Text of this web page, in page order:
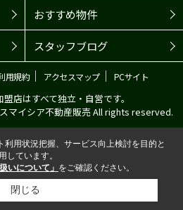
おすすめ物件
スタッフブログ
用規約｜ アクセスマップ｜ PCサイト
店はすべて独立・自営です。
マイシア不動産販売 All rights reserved.
用状況把握、サービス向上検討を目的と
しています。
いについて」 をご確認ください。
閉じる